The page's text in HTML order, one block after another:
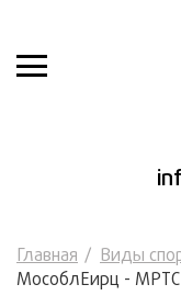
Главная Виды
МособлЕирц - МРТС